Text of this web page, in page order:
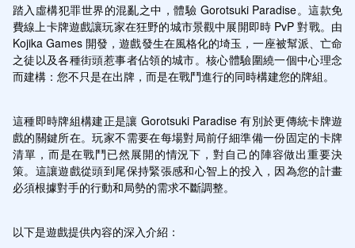
踏入虛構犯罪世界的混亂之中，體驗 Gorotsuki Paradise。這款免
費線上卡牌遊戲讓玩家在狂野的城市景觀中展開即時 PvP 對戰。由
Kojika Games 開發，遊戲發生在風格化的埼玉，一座被幫派、亡命
之徒以及各種街頭惹事者佔領的城市。核心體驗圍繞一個中心理念
而建構：您不只是在出牌，而是在戰鬥進行的同時構建您的牌組。
這種即時牌組構建正是讓 Gorotsuki Paradise 有別於更傳統卡牌遊
戲的關鍵所在。玩家不需要在每場對局前仔細準備一份固定的卡牌
清單，而是在戰鬥已然展開的情況下，對自己的陣容做出重要決
策。這讓遊戲從頭到尾保持緊張感和心智上的投入，因為您的計畫
必須根據對手的行動和局勢的需求不斷調整。
以下是遊戲提供內容的深入介紹：